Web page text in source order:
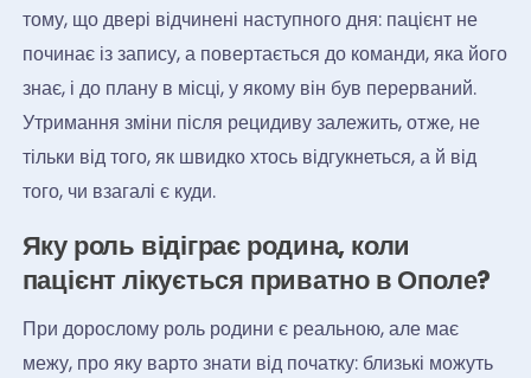
тому, що двері відчинені наступного дня: пацієнт не
починає із запису, а повертається до команди, яка його
знає, і до плану в місці, у якому він був перерваний.
Утримання зміни після рецидиву залежить, отже, не
тільки від того, як швидко хтось відгукнеться, а й від
того, чи взагалі є куди.
Яку роль відіграє родина, коли
пацієнт лікується приватно в Ополе?
При дорослому роль родини є реальною, але має
межу, про яку варто знати від початку: близькі можуть